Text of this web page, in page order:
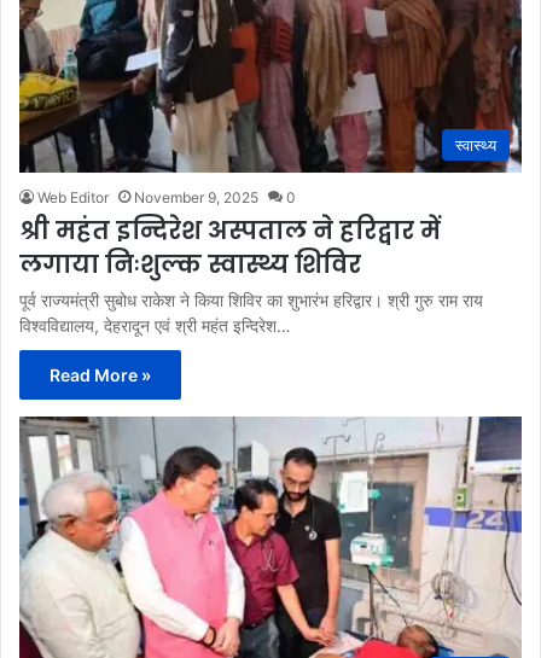
स्वास्थ्य
Web Editor November 9, 2025 0
श्री महंत इन्दिरेश अस्पताल ने हरिद्वार में
लगाया निःशुल्क स्वास्थ्य शिविर
पूर्व राज्यमंत्री सुबोध राकेश ने किया शिविर का शुभारंभ हरिद्वार। श्री गुरु राम राय
विश्वविद्यालय, देहरादून एवं श्री महंत इन्दिरेश…
Read More »